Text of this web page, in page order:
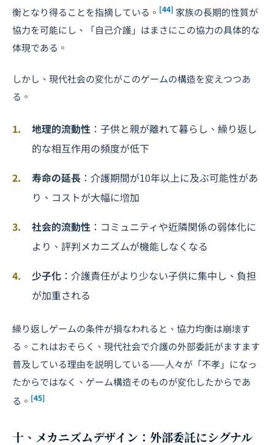
衡となり得ることを指摘している。 [44] 家族の長期的性質が
協力を可能にし、「自己介護」はまさにこの協力の具体的な
体現である。
しかし、現代社会の変化がこのゲームの構造を変えつつあ
る。
地理的流動性 ：子供と親が離れて暮らし、繰り返し
的な相互作用の頻度が低下
寿命の延長 ：介護期間が10年以上に及ぶ可能性があ
り、コストが大幅に増加
社会的流動性 ：コミュニティや近隣関係の弱体化に
より、評判メカニズムが機能しなくなる
少子化 ：介護責任がより少ない子供に集中し、負担
が加重される
繰り返しゲームの条件が損なわれると、協力均衡は崩壊す
る。これはおそらく、現代社会で介護の外部委託がますます
普及している理由を説明している——人々が「不孝」になっ
たからではなく、ゲーム構造そのものが変化したからであ
る。 [45]
十、メカニズムデザイン：外部委託にシグナル